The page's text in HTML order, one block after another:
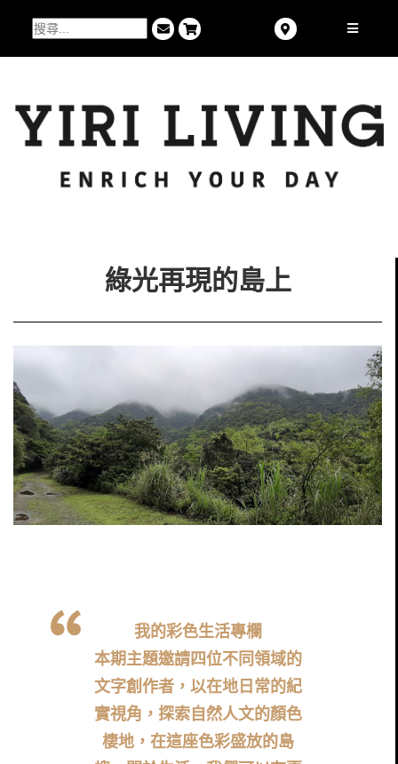
綠光再現的島上
我的彩色生活專欄
本期主題邀請四位不同領域的
文字創作者，以在地日常的紀
實視角，探索自然人文的顏色
棲地，在這座色彩盛放的島